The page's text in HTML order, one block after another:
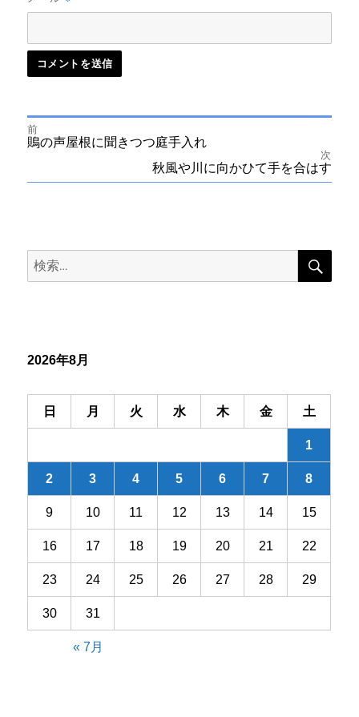
投
ゲ
ン
前
前
の
鵙の声屋根に聞きつつ庭手入れ
次
秋風や川に向かひて手を合はす
検
索:
検
2026年8月
日 月 火 水 木 金 土
1
2 3 4 5 6 7 8
9 10 11 12 13 14 15
16 17 18 19 20 21 22
23 24 25 26 27 28 29
30 31
« 7月